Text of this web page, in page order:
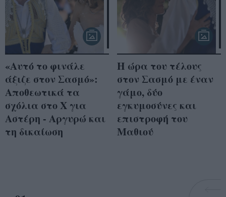
«Αυτό το φινάλε
άξιζε στον Σασμό»:
Αποθεωτικά τα
σχόλια στο Χ για
Αστέρη - Αργυρώ και
τη δικαίωση
Η ώρα του τέλους
στον Σασμό με έναν
γάμο, δύο
εγκυμοσύνες και
επιστροφή του
Μαθιού